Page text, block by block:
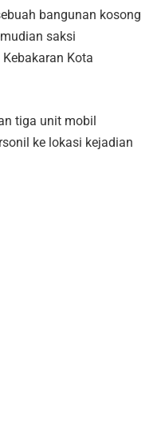
bangunan kosong
saksi
Kota
tiga unit mobil
ke lokasi kejadian